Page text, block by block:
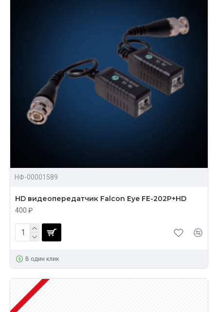
НФ-00001589
HD видеопередатчик Falcon Eye FE-202P+HD
400 ₽
В один клик